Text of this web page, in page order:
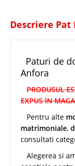
Descriere
Paturi de
Anfora
PRODUSUL
EXPUS IN
Pentru alte
matrimoniale,
consultati
Alegerea si